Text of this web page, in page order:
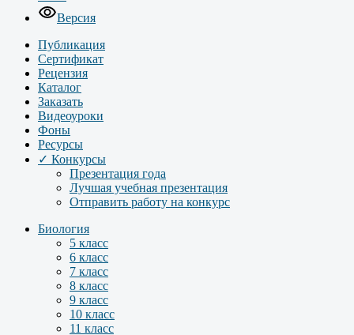
Версия
Публикация
Сертификат
Рецензия
Каталог
Заказать
Видеоуроки
Фоны
Ресурсы
✓ Конкурсы
Презентация года
Лучшая учебная презентация
Отправить работу на конкурс
Биология
5 класс
6 класс
7 класс
8 класс
9 класс
10 класс
11 класс